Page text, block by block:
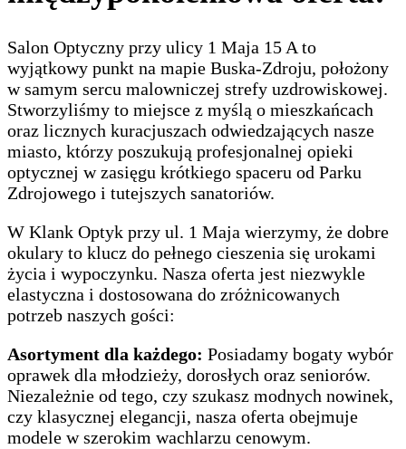
Salon Optyczny przy ulicy 1 Maja 15 A to
wyjątkowy punkt na mapie Buska-Zdroju, położony
w samym sercu malowniczej strefy uzdrowiskowej.
Stworzyliśmy to miejsce z myślą o mieszkańcach
oraz licznych kuracjuszach odwiedzających nasze
miasto, którzy poszukują profesjonalnej opieki
optycznej w zasięgu krótkiego spaceru od Parku
Zdrojowego i tutejszych sanatoriów.
W Klank Optyk przy ul. 1 Maja wierzymy, że dobre
okulary to klucz do pełnego cieszenia się urokami
życia i wypoczynku. Nasza oferta jest niezwykle
elastyczna i dostosowana do zróżnicowanych
potrzeb naszych gości:
Asortyment dla każdego: Posiadamy bogaty wybór
oprawek dla młodzieży, dorosłych oraz seniorów.
Niezależnie od tego, czy szukasz modnych nowinek,
czy klasycznej elegancji, nasza oferta obejmuje
modele w szerokim wachlarzu cenowym.